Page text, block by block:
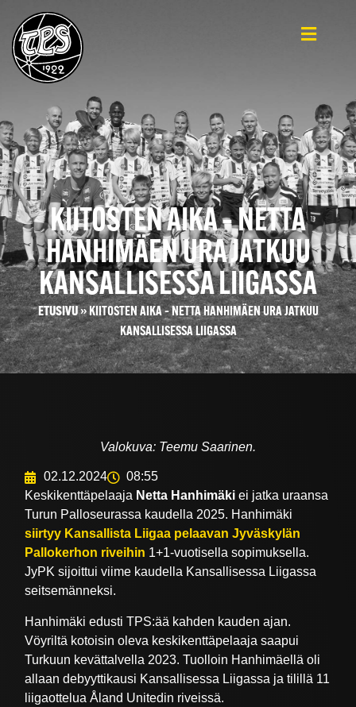
KIITOSTEN AIKA – NETTA
HANHIMÄEN URA JATKUU
KANSALLISESSA LIIGASSA
ETUSIVU» KIITOSTEN AIKA – NETTA HANHIMÄEN URA JATKUU
KANSALLISESSA LIIGASSA
Valokuva: Teemu Saarinen.
02.12.2024
08:55
Keskikenttäpelaaja Netta Hanhimäkiei jatka uraansa
Turun Palloseurassa kaudella 2025. Hanhimäki
siirtyy Kansallista Liigaa pelaavan Jyväskylän
Pallokerhon riveihin 1+1-vuotisella sopimuksella.
JyPK sijoittui viime kaudella Kansallisessa Liigassa
seitsemänneksi.
Hanhimäki edusti TPS:ää kahden kauden ajan.
Vöyriltä kotoisin oleva keskikenttäpelaaja saapui
Turkuun kevättalvella 2023. Tuolloin Hanhimäellä oli
allaan debyyttikausi Kansallisessa Liigassa ja tilillä 11
liigaottelua Åland Unitedin riveissä.